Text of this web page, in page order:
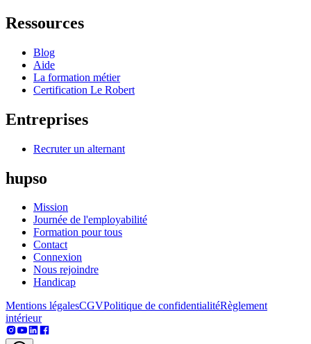
Ressources
Blog
Aide
La formation métier
Certification Le Robert
Entreprises
Recruter un alternant
hupso
Mission
Journée de l'employabilité
Formation pour tous
Contact
Connexion
Nous rejoindre
Handicap
Mentions légalesCGVPolitique de confidentialitéRèglement
intérieur